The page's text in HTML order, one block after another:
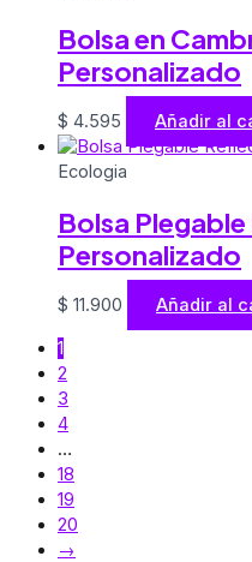
Bolsa en
Personalizado
$ 4.595 Añadir al
Ecologia
Bolsa
Personalizado
$ 11.900
Añadir al
1
2
3
4
…
18
19
20
→